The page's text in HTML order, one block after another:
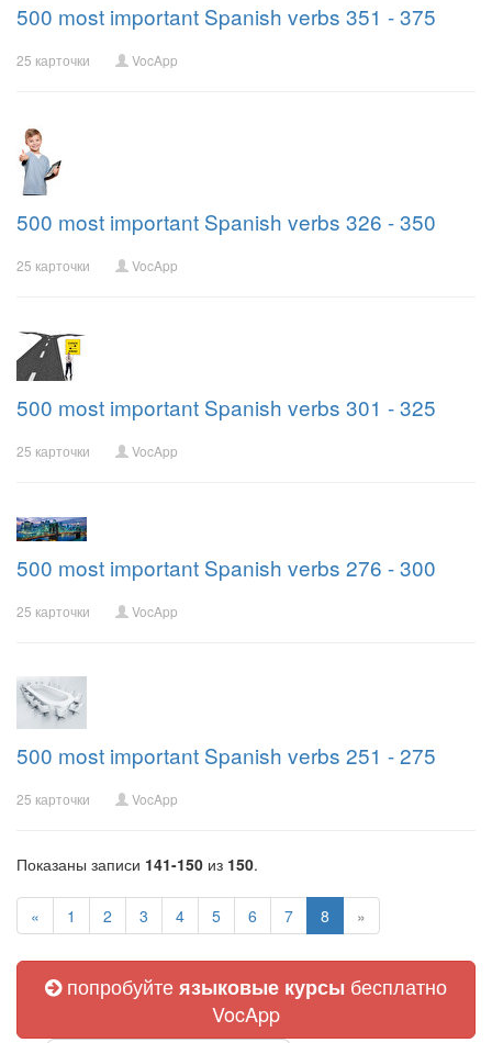
500 most important Spanish verbs 351 - 375
25 карточки VocApp
500 most important Spanish verbs 326 - 350
25 карточки VocApp
500 most important Spanish verbs 301 - 325
25 карточки VocApp
500 most important Spanish verbs 276 - 300
25 карточки VocApp
500 most important Spanish verbs 251 - 275
25 карточки VocApp
Показаны записи 141-150 из 150.
« 1 2 3 4 5 6 7 8 »
попробуйтеязыковые курсы бесплатно
VocApp